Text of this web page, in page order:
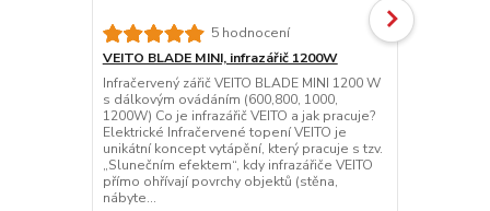
5 hodnocení
VEITO BLADE MINI, infrazářič 1200W
Infračervený zářič VEITO BLADE MINI 1200 W
s dálkovým ovádáním (600,800, 1000,
1200W) Co je infrazářič VEITO a jak pracuje?
Elektrické Infračervené topení VEITO je
unikátní koncept vytápění, který pracuje s tzv.
„Slunečním efektem“, kdy infrazářiče VEITO
přímo ohřívají povrchy objektů (stěna,
nábyte...